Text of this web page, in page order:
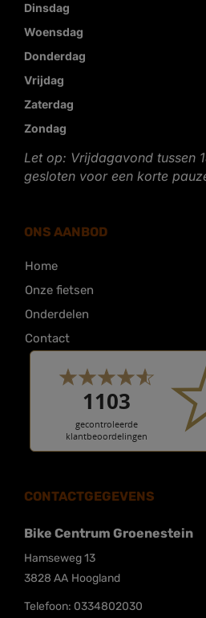
Dinsdag
Woensdag
Donderdag
Vrijdag
Zaterdag
Zondag
Let op: Vrijdagavond tussen
gesloten voor een korte
ONS AANBOD
Home
Onze fietsen
Onderdelen
Contact
CONTACTGEGEVENS
Bike Centrum Groenestein
Hamseweg 13
3828 AA Hoogland
Telefoon: 0334802030